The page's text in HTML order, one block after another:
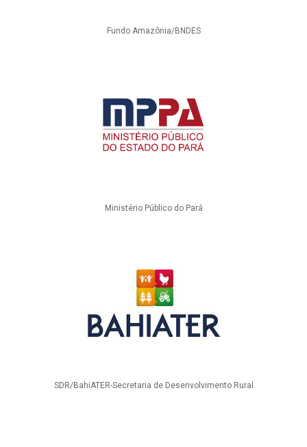
Fundo Amazônia/BNDES
Ministério Público do Pará
SDR/BahiATER-Secretaria de Desenvolvimento Rural